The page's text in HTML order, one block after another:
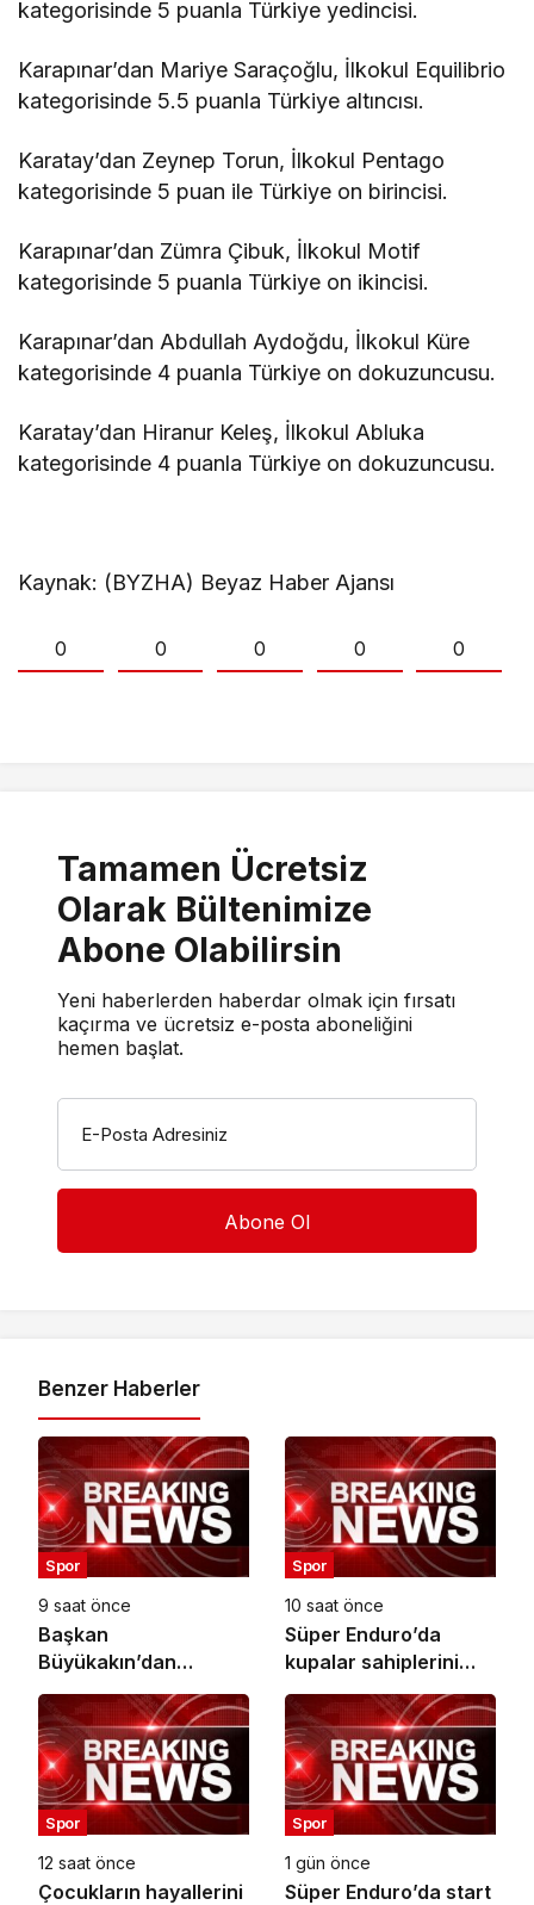
kategorisinde 5 puanla Türkiye yedincisi.
Karapınar’dan Mariye Saraçoğlu, İlkokul Equilibrio
kategorisinde 5.5 puanla Türkiye altıncısı.
Karatay’dan Zeynep Torun, İlkokul Pentago
kategorisinde 5 puan ile Türkiye on birincisi.
Karapınar’dan Zümra Çibuk, İlkokul Motif
kategorisinde 5 puanla Türkiye on ikincisi.
Karapınar’dan Abdullah Aydoğdu, İlkokul Küre
kategorisinde 4 puanla Türkiye on dokuzuncusu.
Karatay’dan Hiranur Keleş, İlkokul Abluka
kategorisinde 4 puanla Türkiye on dokuzuncusu.
Kaynak: (BYZHA) Beyaz Haber Ajansı
0 0 0 0 0
Tamamen Ücretsiz
Olarak Bültenimize
Abone Olabilirsin
Yeni haberlerden haberdar olmak için fırsatı
kaçırma ve ücretsiz e-posta aboneliğini
hemen başlat.
E-Posta Adresiniz
Benzer Haberler
Spor
9 saat önce
Başkan
Büyükakın’dan
uluslararası yarışma
müjdesi
Spor
10 saat önce
Süper Enduro’da
kupalar sahiplerini
buldu
Spor
12 saat önce
Çocukların hayallerini
Spor
1 gün önce
Süper Enduro’da start